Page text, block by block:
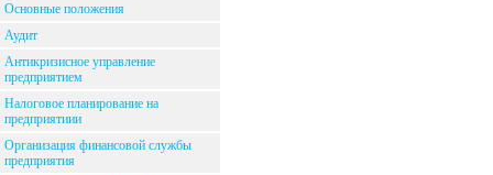
Основные положения
Аудит
Антикризисное управление
предприятием
Налоговое планирование на
предприятиии
Организация финансовой службы
предприятия